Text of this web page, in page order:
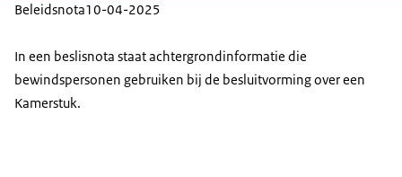
Beleidsnota10-04-2025
In een beslisnota staat achtergrondinformatie die
bewindspersonen gebruiken bij de besluitvorming over een
Kamerstuk.